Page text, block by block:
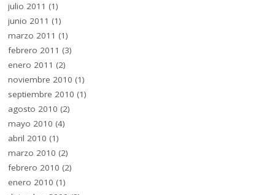
julio 2011 (1)
junio 2011 (1)
marzo 2011 (1)
febrero 2011 (3)
enero 2011 (2)
noviembre 2010 (1)
septiembre 2010 (1)
agosto 2010 (2)
mayo 2010 (4)
abril 2010 (1)
marzo 2010 (2)
febrero 2010 (2)
enero 2010 (1)